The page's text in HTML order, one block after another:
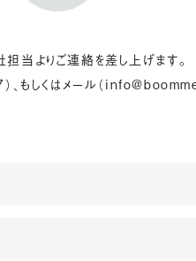
当よりご連絡を差し上げます。
）、もしくはメール（